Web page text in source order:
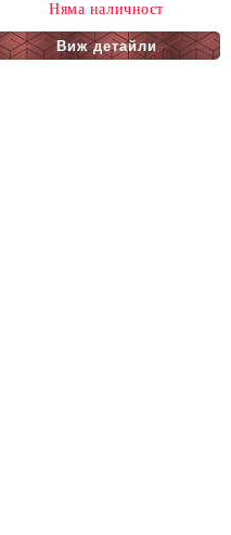
Няма наличност
Виж детайли